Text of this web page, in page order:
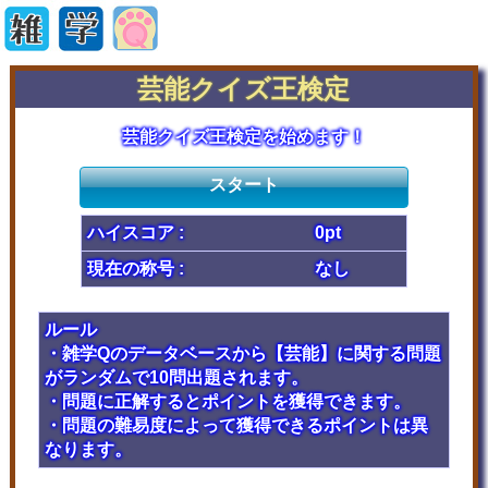
芸能クイズ王検定
芸能クイズ王検定を始めます！
スタート
ハイスコア :
0pt
現在の称号 :
なし
ルール
・雑学Qのデータベースから【芸能】に関する問題
がランダムで10問出題されます。
・問題に正解するとポイントを獲得できます。
・問題の難易度によって獲得できるポイントは異
なります。